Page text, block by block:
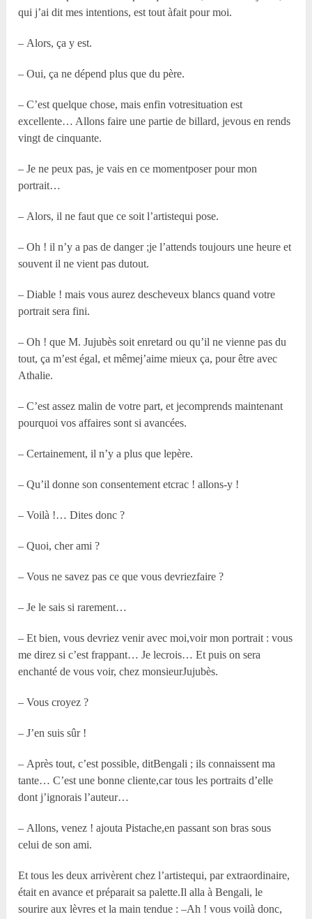
qui j’ai dit mes intentions, est tout àfait pour moi.
– Alors, ça y est.
– Oui, ça ne dépend plus que du père.
– C’est quelque chose, mais enfin votresituation est
excellente… Allons faire une partie de billard, jevous en rends
vingt de cinquante.
– Je ne peux pas, je vais en ce momentposer pour mon
portrait…
– Alors, il ne faut que ce soit l’artistequi pose.
– Oh ! il n’y a pas de danger ;je l’attends toujours une heure et
souvent il ne vient pas dutout.
– Diable ! mais vous aurez descheveux blancs quand votre
portrait sera fini.
– Oh ! que M. Jujubès soit enretard ou qu’il ne vienne pas du
tout, ça m’est égal, et mêmej’aime mieux ça, pour être avec
Athalie.
– C’est assez malin de votre part, et jecomprends maintenant
pourquoi vos affaires sont si avancées.
– Certainement, il n’y a plus que lepère.
– Qu’il donne son consentement etcrac ! allons-y !
– Voilà !… Dites donc ?
– Quoi, cher ami ?
– Vous ne savez pas ce que vous devriezfaire ?
– Je le sais si rarement…
– Et bien, vous devriez venir avec moi,voir mon portrait : vous
me direz si c’est frappant… Je lecrois… Et puis on sera
enchanté de vous voir, chez monsieurJujubès.
– Vous croyez ?
– J’en suis sûr !
– Après tout, c’est possible, ditBengali ; ils connaissent ma
tante… C’est une bonne cliente,car tous les portraits d’elle
dont j’ignorais l’auteur…
– Allons, venez ! ajouta Pistache,en passant son bras sous
celui de son ami.
Et tous les deux arrivèrent chez l’artistequi, par extraordinaire,
était en avance et préparait sa palette.Il alla à Bengali, le
sourire aux lèvres et la main tendue : –Ah ! vous voilà donc,